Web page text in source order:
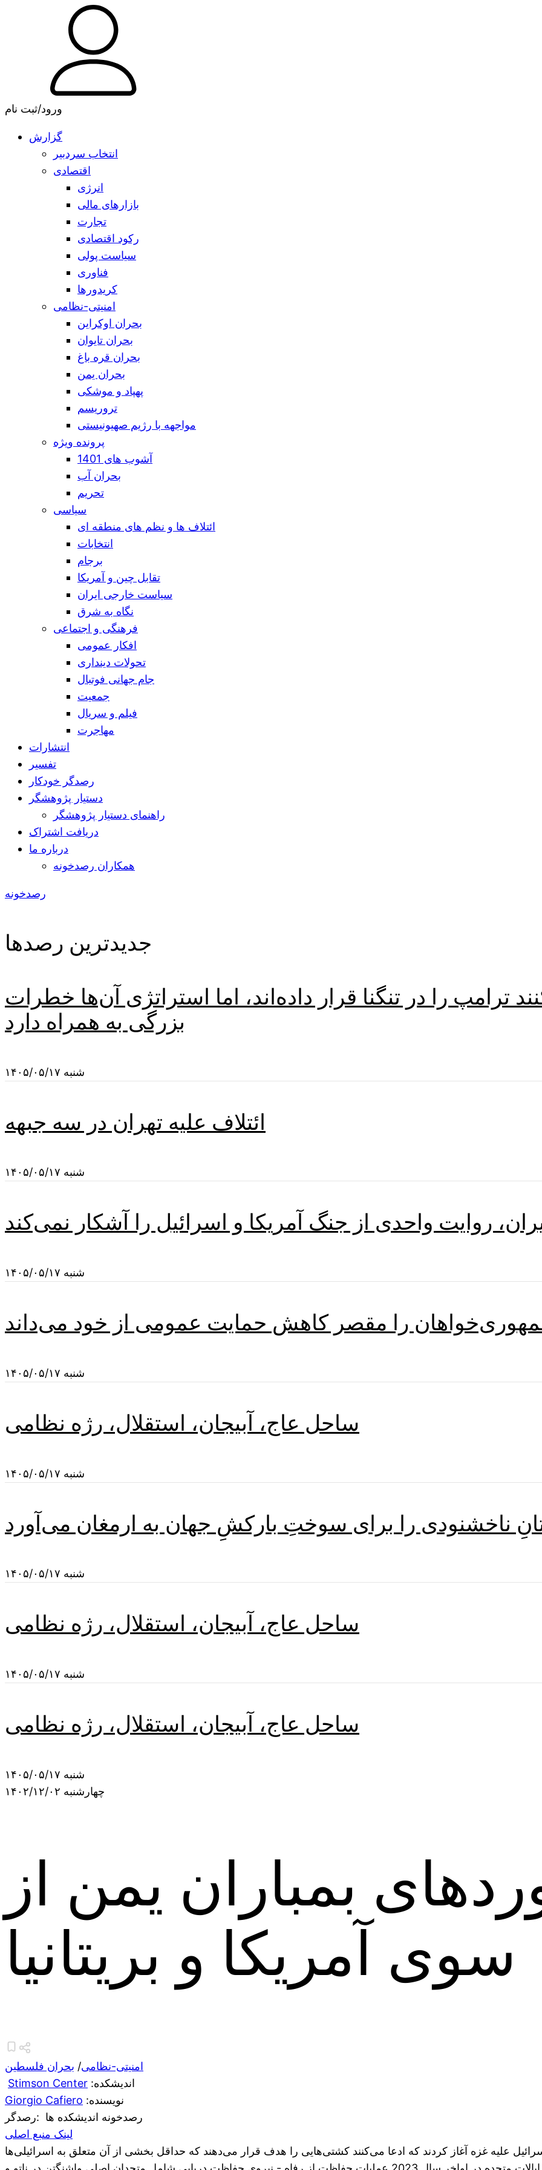
ورود/ثبت نام
گزارش
انتخاب سردبیر
اقتصادی
انرژی
بازارهای مالی
تجارت
رکود اقتصادی
سیاست پولی
فناوری
کریدورها
امنیتی-نظامی
بحران اوکراین
بحران تایوان
بحران قره باغ
بحران یمن
پهپاد و موشکی
تروریسم
مواجهه با رژیم صهیونیستی
پرونده ویژه
آشوب های 1401
بحران آب
تحریم
سیاسی
ائتلاف ها و نظم های منطقه ای
انتخابات
برجام
تقابل چین و آمریکا
سیاست خارجی ایران
نگاه به شرق
فرهنگی و اجتماعی
افکار عمومی
تحولات دینداری
جام جهانی فوتبال
جمعیت
فیلم و سریال
مهاجرت
انتشارات
تفسیر
رصدگر خودکار
دستیار پژوهشگر
راهنمای دستیار پژوهشگر
دریافت اشتراک
درباره ما
همکاران رصدخونه
رصدخونه
جدیدترین رصدها
ترامپ را در تنگنا قرار داده‌اند، اما استراتژی آن‌ها خطرات
بزرگی به همراه دارد
شنبه ۱۴۰۵/۰۵/۱۷
ائتلاف علیه تهران در سه جبهه
شنبه ۱۴۰۵/۰۵/۱۷
شنبه ۱۴۰۵/۰۵/۱۷
را مقصر کاهش حمایت عمومی از خود می‌داند
شنبه ۱۴۰۵/۰۵/۱۷
ساحل عاج، آبیجان، استقلال، رژه نظامی
شنبه ۱۴۰۵/۰۵/۱۷
ناخشنودی را برای سوختِ بارکشِ جهان به ارمغان می‌آورد
شنبه ۱۴۰۵/۰۵/۱۷
ساحل عاج، آبیجان، استقلال، رژه نظامی
شنبه ۱۴۰۵/۰۵/۱۷
ساحل عاج، آبیجان، استقلال، رژه نظامی
شنبه ۱۴۰۵/۰۵/۱۷
چهارشنبه ۱۴۰۲/۱۲/۰۲
بمباران یمن از
سوی آمریکا و بریتانیا
امنیتی-نظامی/ بحران فلسطین
Stimson Center :اندیشکده
Giorgio Cafiero :نویسنده
رصدخونه اندیشکده ها :رصدگر
لینک منبع اصلی
به جنگ اسرائیل علیه غزه آغاز کردند که ادعا می‌کنند کشتی‌هایی را هدف قرار می‌دهند که حداقل بخشی از آن متعلق به اسرائیلی‌ها